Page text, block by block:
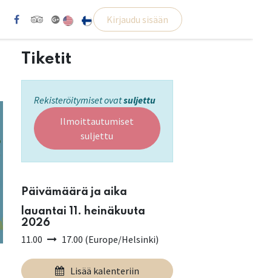
Kirjaudu sisään
Tiketit
Rekisteröitymiset ovatsuljettu
Ilmoittautumiset
suljettu
Päivämäärä ja aika
lauantai 11. heinäkuuta
2026
11.00 17.00 (Europe/Helsinki)
Lisää kalenteriin